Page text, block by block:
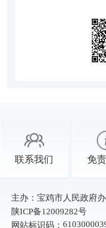
联系我们 免
主办： 宝鸡市人民政府
陕ICP备12009282号
网站标识码：